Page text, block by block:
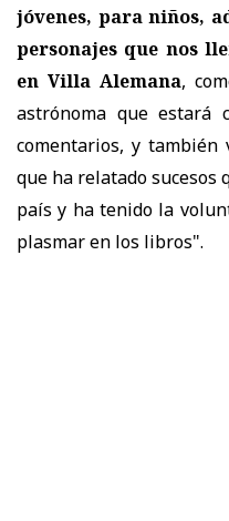
jóvenes, para niños,
personajes que nos
en Villa Alemana,
astrónoma que estará
comentarios, y también
que ha relatado sucesos
país y ha tenido la
plasmar en los libros".